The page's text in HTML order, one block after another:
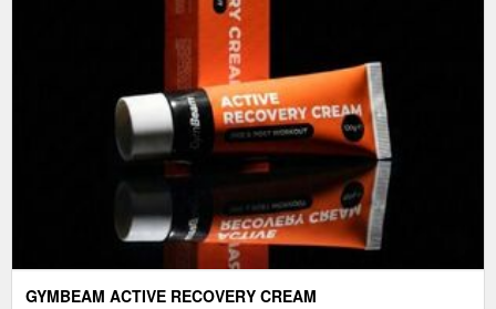
GYMBEAM ACTIVE RECOVERY CREAM